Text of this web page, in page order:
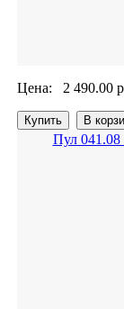
Цена: 2 490.00
Пул